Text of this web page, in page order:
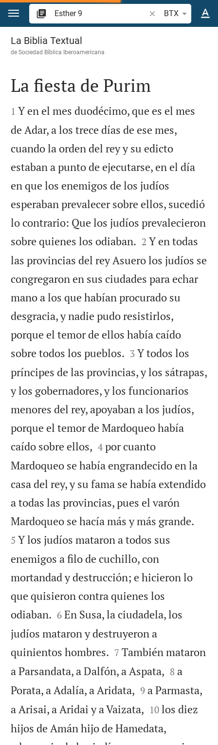
Ir a un contenido
Buscar versículo
BTX
Esther 9
La Biblia Textual
deSociedad Bíblica Iberoamericana

La fiesta de Purim

1 Y en el mes duodécimo, que es el mes
de Adar, a los trece días de ese mes,
cuando la orden del rey y su edicto
estaban a punto de ejecutarse, en el día
en que los enemigos de los judíos
esperaban prevalecer sobre ellos, sucedió
lo contrario: Que los judíos prevalecieron
sobre quienes los odiaban. 

2 Y en todas
las provincias del rey Asuero los judíos se
congregaron en sus ciudades para echar
mano a los que habían procurado su
desgracia, y nadie pudo resistirlos,
porque el temor de ellos había caído
sobre todos los pueblos. 

3 Y todos los
príncipes de las provincias, y los sátrapas,
y los gobernadores, y los funcionarios
menores del rey, apoyaban a los judíos,
porque el temor de Mardoqueo había
caído sobre ellos, 

4 por cuanto
Mardoqueo se había engrandecido en la
casa del rey, y su fama se había extendido
a todas las provincias, pues el varón
Mardoqueo se hacía más y más grande.
5 Y los judíos mataron a todos sus
enemigos a filo de cuchillo, con
mortandad y destrucción; e hicieron lo
que quisieron contra quienes los
odiaban. 

6 En Susa, la ciudadela, los
judíos mataron y destruyeron a
quinientos hombres. 

7 También mataron
a Parsandata, a Dalfón, a Aspata, 

8 a
Porata, a Adalía, a Aridata, 

9 a Parmasta,
a Arisai, a Aridai y a Vaizata, 

10 los diez
hijos de Amán hijo de Hamedata,